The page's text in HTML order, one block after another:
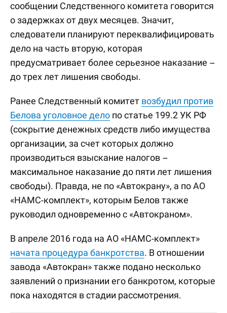
сообщении Следственного комитета говорится
о задержках от двух месяцев. Значит,
следователи планируют переквалифицировать
дело на часть вторую, которая
предусматривает более серьезное наказание –
до трех лет лишения свободы.
Ранее Следственный комитет возбудил против
Белова уголовное дело по статье 199.2 УК РФ
(сокрытие денежных средств либо имущества
организации, за счет которых должно
производиться взыскание налогов –
максимальное наказание до пяти лет лишения
свободы). Правда, не по «Автокрану», а по АО
«НАМС-комплект», которым Белов также
руководил одновременно с «Автокраном».
В апреле 2016 года на АО «НАМС-комплект»
начата процедура банкротства. В отношении
завода «Автокран» также подано несколько
заявлений о признании его банкротом, которые
пока находятся в стадии рассмотрения.